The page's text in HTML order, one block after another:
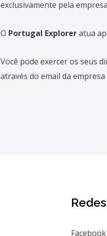
exclusivamente pela
O Portugal Exploreratua
Você pode exercer os seus
através do email da empresa
Facebook